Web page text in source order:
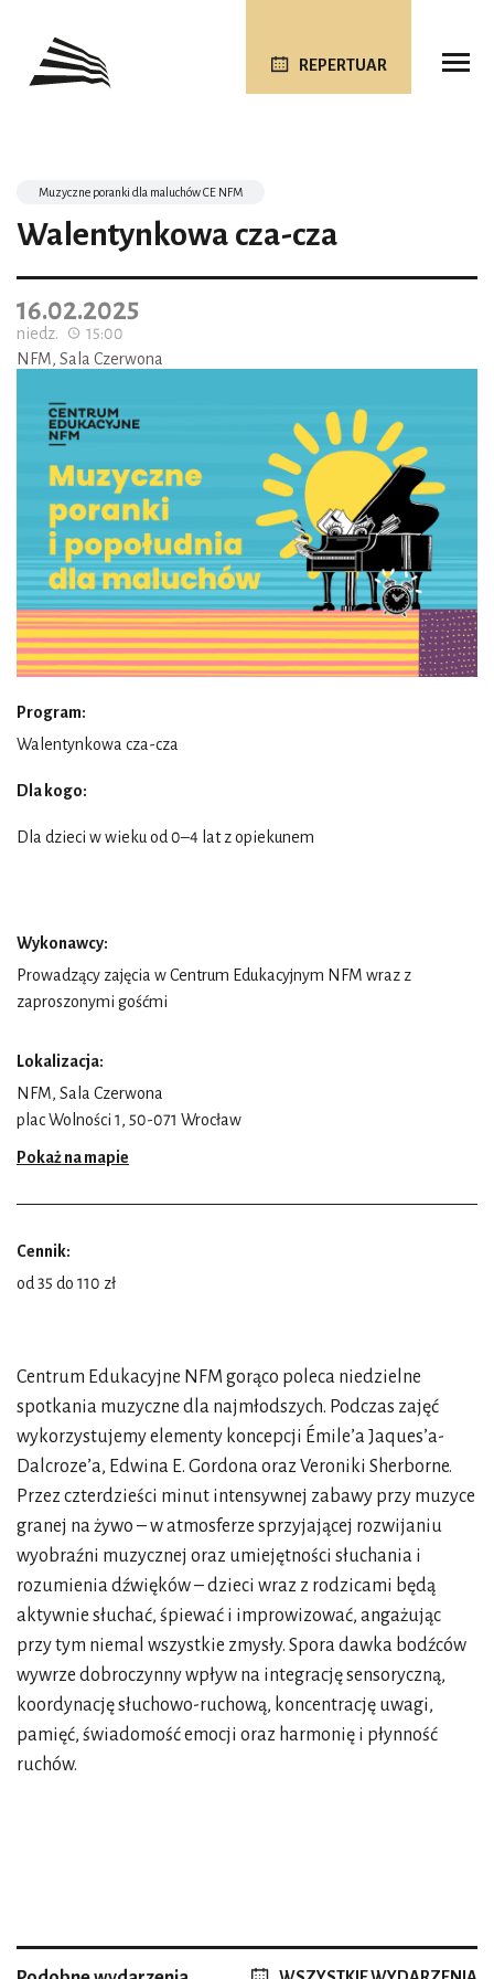
REPERTUAR
Muzyczne poranki dla maluchów CE NFM
Walentynkowa cza-cza
16.02.2025
niedz.
15:00
NFM, Sala Czerwona
Program:
Walentynkowa cza-cza
Dla kogo:
Dla dzieci w wieku od 0–4 lat z opiekunem
Wykonawcy:
Prowadzący zajęcia w Centrum Edukacyjnym NFM wraz z
zaproszonymi gośćmi
Lokalizacja:
NFM, Sala Czerwona
plac Wolności 1, 50-071 Wrocław
Pokaż na mapie
Cennik:
od 35 do 110 zł
Centrum Edukacyjne NFM gorąco poleca niedzielne
spotkania muzyczne dla najmłodszych. Podczas zajęć
wykorzystujemy elementy koncepcji Émile’a Jaques’a-
Dalcroze’a, Edwina E. Gordona oraz Veroniki Sherborne.
Przez czterdzieści minut intensywnej zabawy przy muzyce
granej na żywo – w atmosferze sprzyjającej rozwijaniu
wyobraźni muzycznej oraz umiejętności słuchania i
rozumienia dźwięków – dzieci wraz z rodzicami będą
aktywnie słuchać, śpiewać i improwizować, angażując
przy tym niemal wszystkie zmysły. Spora dawka bodźców
wywrze dobroczynny wpływ na integrację sensoryczną,
koordynację słuchowo-ruchową, koncentrację uwagi,
pamięć, świadomość emocji oraz harmonię i płynność
ruchów.